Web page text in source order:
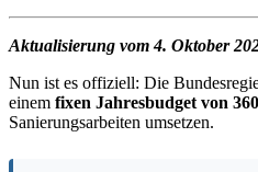
Aktualisierung vom 4. Oktober
Nun ist es offiziell: Die
einem fixen Jahresbudget von
Sanierungsarbeiten umsetzen.